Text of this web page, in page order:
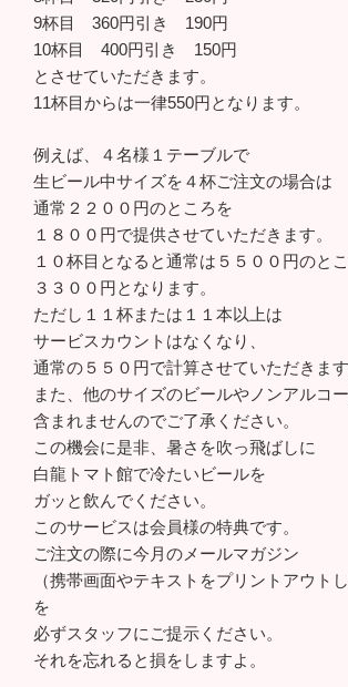
9杯目 360円引き 190円
10杯目 400円引き 150円
とさせていただきます。
11杯目からは一律550円となります。
例えば、４名様１テーブルで
生ビール中サイズを４杯ご注文の場合は
通常２２００円のところを
１８００円で提供させていただきます。
１０杯目となると通常は５５００円のと
３３００円となります。
ただし１１杯または１１本以上は
サービスカウントはなくなり、
通常の５５０円で計算させていただきます
また、他のサイズのビールやノンアルコ
含まれませんのでご了承ください。
この機会に是非、暑さを吹っ飛ばしに
白龍トマト館で冷たいビールを
ガッと飲んでください。
このサービスは会員様の特典です。
ご注文の際に今月のメールマガジン
（携帯画面やテキストをプリントアウト
を
必ずスタッフにご提示ください。
それを忘れると損をしますよ。